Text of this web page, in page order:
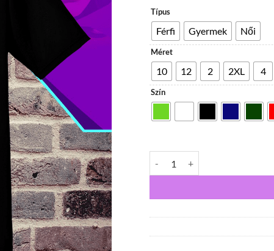
Típus
Férfi Gyermek Női
Méret
10 12 2 2XL 4
Szín